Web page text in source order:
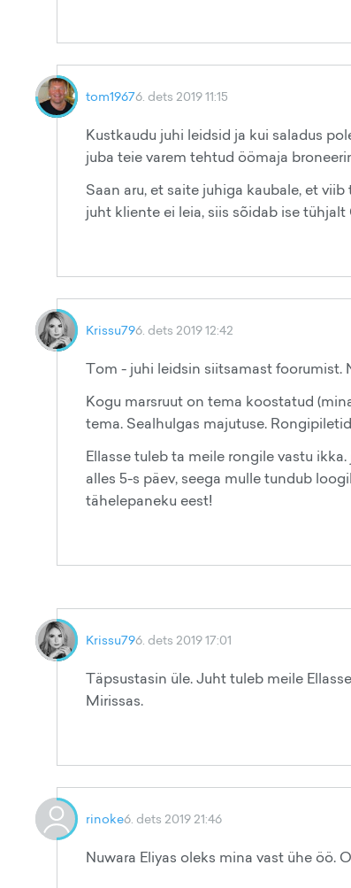
tom19676. dets 2019 11:15
Kustkaudu juhi leidsid ja kui saladus
juba teie varem tehtud öömaja
Saan aru, et saite juhiga kaubale, et
juht kliente ei leia, siis sõidab ise
Krissu796. dets 2019 12:42
Tom - juhi leidsin siitsamast
Kogu marsruut on tema koostatud
tema. Sealhulgas majutuse.
Ellasse tuleb ta meile rongile vastu
alles 5-s päev, seega mulle tundub
tähelepaneku eest!
Krissu796. dets 2019 17:01
Täpsustasin üle. Juht tuleb meile
Mirissas.
rinoke6. dets 2019 21:46
Nuwara Eliyas oleks mina vast ühe öö.